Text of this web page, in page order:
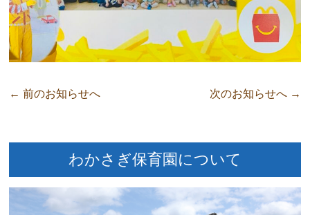
← 前のお知らせへ 次のお知らせへ →
わかさぎ保育園について